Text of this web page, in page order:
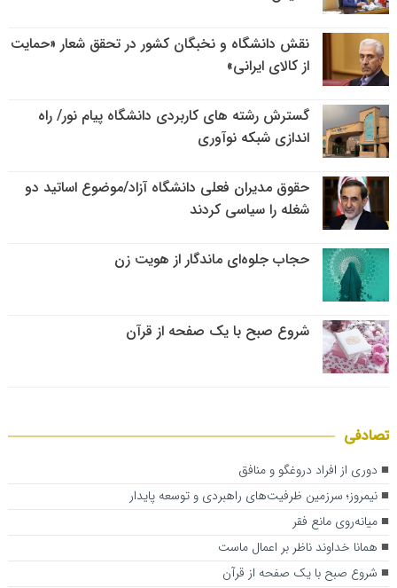
نقش دانشگاه و نخبگان کشور در تحقق شعار «حمایت
از کالای ایرانی»
گسترش رشته های کاربردی دانشگاه پیام نور/ راه
اندازی شبکه نوآوری
حقوق مدیران فعلی دانشگاه آزاد/موضوع اساتید دو
شغله را سیاسی کردند
حجاب جلوه‌ای ماندگار از هویت زن
شروع صبح با یک صفحه از قرآن
تصادفی
دوری از افراد دروغگو و منافق
نیمروز؛ سرزمین ظرفیت‌های راهبردی و توسعه پایدار
میانه‌روی مانع فقر
همانا خداوند ناظر بر اعمال ماست
شروع صبح با یک صفحه از قرآن